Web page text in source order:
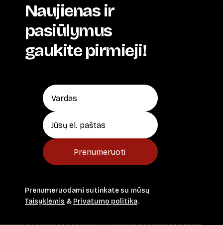
Naujienas ir
pasiūlymus
gaukite pirmieji!
Prenumeruoti
Prenumeruodami sutinkate su mūsų
Taisyklėmis & Privatumo politika.